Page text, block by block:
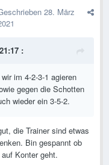
28. März
:
im 4-2-3-1 agieren
gegen die Schotten
wieder ein 3-5-2.
die Trainer sind etwas
Bin gespannt ob
Konter geht.